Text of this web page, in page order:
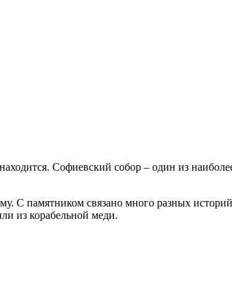
Софиевский собор – один из
памятником связано много разных
из корабельной меди.